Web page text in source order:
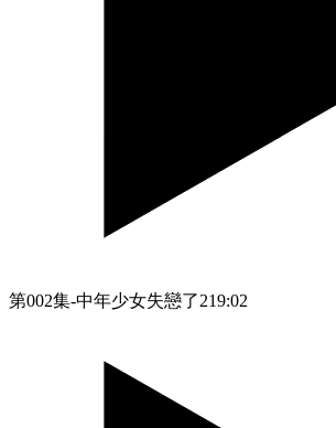
第002集-中年少女失戀了219:02